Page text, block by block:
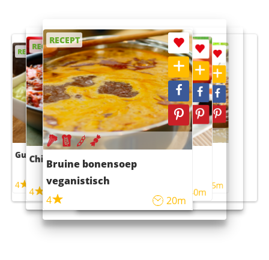
RECEPT
Guacamole
4
RECEPT
Chili con carne
4 45m
RECEPT
Bruine bonensoep
veganistisch
4
20m
RECEPT
Sushi rijstsalade
maaltijdsalade
40m
RECEPT
4 55m